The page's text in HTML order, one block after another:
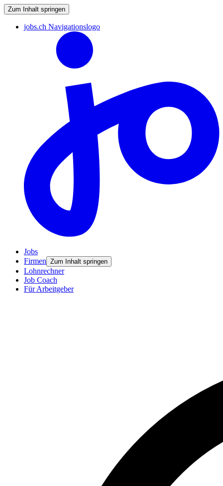
Zum Inhalt springen
jobs.ch Navigationslogo
Jobs
Firmen Zum Inhalt springen
Lohnrechner
Job Coach
Für Arbeitgeber